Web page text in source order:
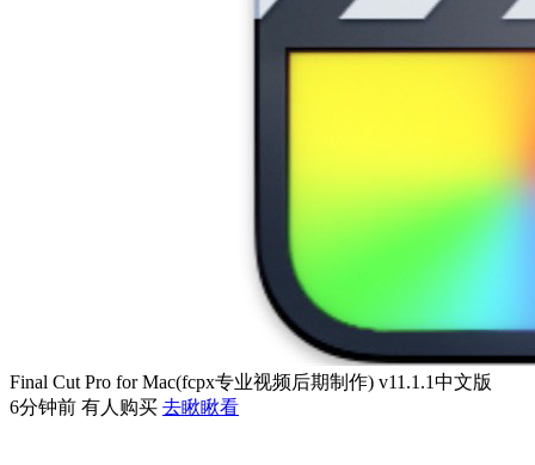
Final Cut Pro for Mac(fcpx专业视频后期制作) v11.1.1中文版
6分钟前 有人购买 去瞅瞅看